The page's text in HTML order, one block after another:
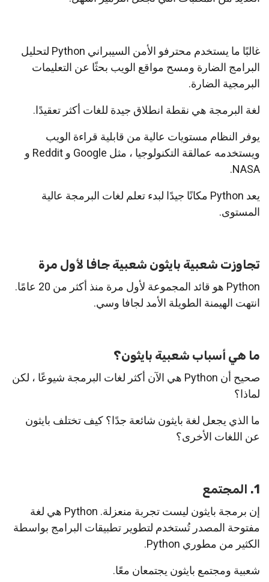
غالبًا ما يستخدم محترفو الأمن السيبراني Python لتحليل
البرامج الضارة ومسح مواقع الويب بحثًا عن التعليمات
البرمجية الضارة.
لغة البرمجة هي نقطة انطلاق جيدة للغات أكثر تعقيدًا.
يوفر النظام مستويات عالية من قابلية قراءة الويب
ويستخدمه عمالقة التكنولوجيا ، مثل Google و Reddit و
NASA.
يعد Python مكانًا جيدًا لبدء تعلم لغات البرمجة عالية
المستوى.
تجاوزت شعبية بايثون شعبية جافا لأول مرة
Python هو قائد المجموعة لأول مرة منذ أكثر من 20 عامًا.
انتهت الهيمنة الطويلة الأمد لجافا وسي.
ما هي أسباب شعبية بايثون؟
صحيح أن Python هي الآن أكثر لغات البرمجة شيوعًا ، لكن
لماذا؟
ما الذي يجعل لغة بايثون شائعة جدًا؟ كيف تختلف بايثون
عن اللغات الأخرى؟
1. المجتمع
إن برمجة بايثون ليست تجربة منعزلة. Python هي لغة
مفتوحة المصدر تُستخدم لتطوير تطبيقات البرامج بواسطة
الكثير من مطوري Python.
شعبية ومجتمع بايثون يجتمعان معًا.